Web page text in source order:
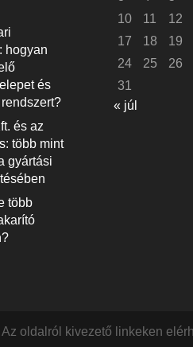
hogyan
és
és az
több mint
gyártási
több
10
11 12
17
18 19
24
25 26
31
« júl
oldalról kivezető linkeken